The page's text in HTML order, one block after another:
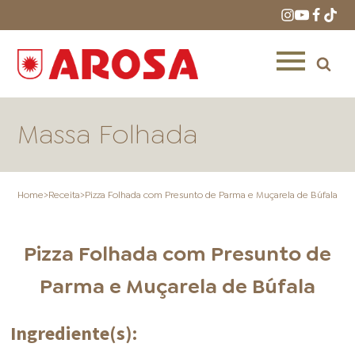
ONDE COMPRAR
Massa Folhada
Home>Receita>Pizza Folhada com Presunto de Parma e Muçarela de Búfala
Pizza Folhada com Presunto de
Parma e Muçarela de Búfala
Ingrediente(s):